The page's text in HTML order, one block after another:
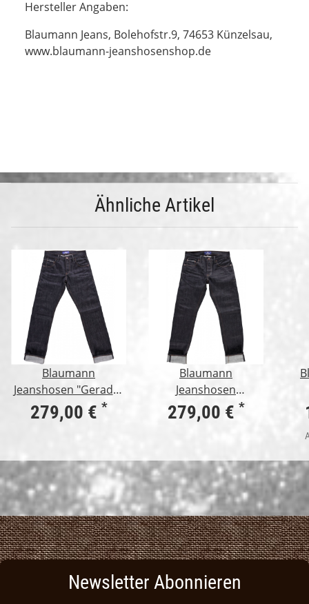
Hersteller Angaben:
Blaumann Jeans, Bolehofstr.9, 74653 Künzelsau,
www.blaumann-jeanshosenshop.de
Ähnliche Artikel
Blaumann
Jeanshosen "Gerader
Blaumann" 15oz
279,00 € *
Blaumann
Jeanshosen
"Schmaler Blaumann"
15oz
279,00 € *
Newsletter Abonnieren